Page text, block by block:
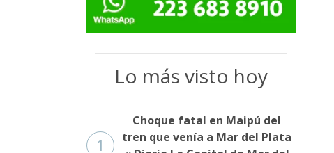
Lo más visto hoy
1
Choque fatal en Maipú del
tren que venía a Mar del Plata